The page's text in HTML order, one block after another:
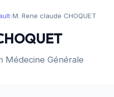
›M. Rene claude CHOQUET
Médecine Générale